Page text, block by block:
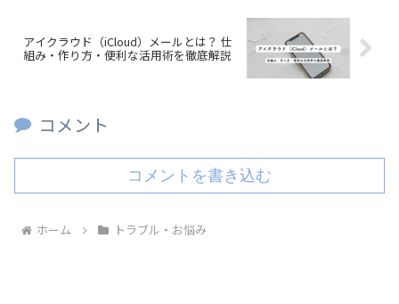
アイクラウド（iCloud）メールとは？ 仕
組み・作り方・便利な活用術を徹底解説
コメント
コメントを書き込む
ホーム トラブル・お悩み